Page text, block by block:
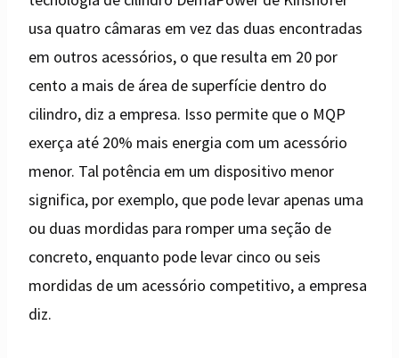
usa quatro câmaras em vez das duas encontradas
em outros acessórios, o que resulta em 20 por
cento a mais de área de superfície dentro do
cilindro, diz a empresa. Isso permite que o MQP
exerça até 20% mais energia com um acessório
menor. Tal potência em um dispositivo menor
significa, por exemplo, que pode levar apenas uma
ou duas mordidas para romper uma seção de
concreto, enquanto pode levar cinco ou seis
mordidas de um acessório competitivo, a empresa
diz.